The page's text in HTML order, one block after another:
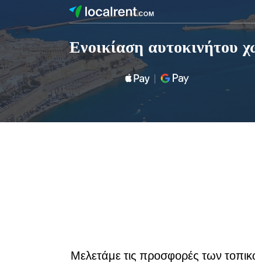
Ενοικίαση αυτοκινήτου
Μελετάμε τις προσφορές των